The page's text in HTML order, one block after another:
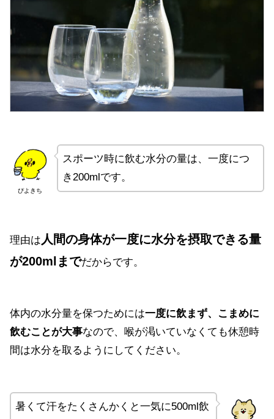
ぴよきち
スポーツ時に飲む水分の量は、一度につ
き200mlです。
理由は 人間の身体が一度に水分を摂取できる量
が200mlまでだからです。
体内の水分量を保つためには一度に飲まず、こまめに
飲むことが大事なので、喉が渇いていなくても休憩時
間は水分を取るようにしてください。
暑くて汗をたくさんかくと一気に500ml飲